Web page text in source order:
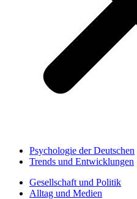
Psychologie der Deutschen
Trends und Entwicklungen
Gesellschaft und Politik
Alltag und Medien